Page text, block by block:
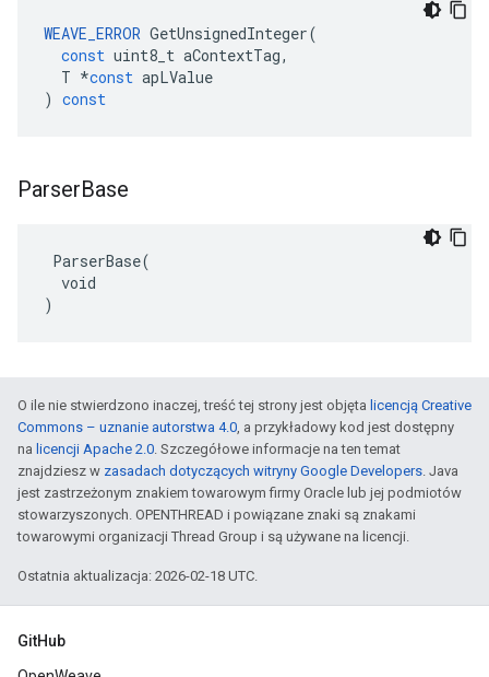
WEAVE_ERROR GetUnsignedInteger(
const uint8_t aContextTag,
T *const apLValue
) const
ParserBase
ParserBase(
  void
)
O ile nie stwierdzono inaczej, treść tej strony jest objęta licencją Creative
Commons – uznanie autorstwa 4.0, a przykładowy kod jest dostępny
na licencji Apache 2.0. Szczegółowe informacje na ten temat
znajdziesz w zasadach dotyczących witryny Google Developers. Java
jest zastrzeżonym znakiem towarowym firmy Oracle lub jej podmiotów
stowarzyszonych. OPENTHREAD i powiązane znaki są znakami
towarowymi organizacji Thread Group i są używane na licencji.
Ostatnia aktualizacja: 2026-02-18 UTC.
GitHub